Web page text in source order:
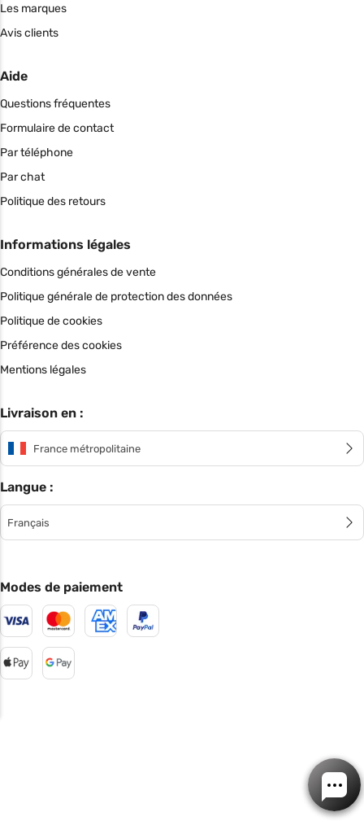
Les marques
Avis clients
Aide
Questions fréquentes
Formulaire de contact
Par téléphone
Par chat
Politique des retours
Informations légales
Conditions générales de vente
Politique générale de protection des données
Politique de cookies
Préférence des cookies
Mentions légales
Livraison en :
France métropolitaine
Langue :
Français
Modes de paiement